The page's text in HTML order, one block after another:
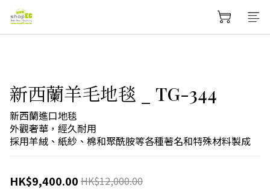
新西蘭羊毛地毯 _ TG-344
新西蘭進口地毯
外觀奢華，經久耐用
採用羊絨、紙紗、棉和聚酰胺等各種著名和特殊材料製成
HK$9,400.00 HK$12,000.00